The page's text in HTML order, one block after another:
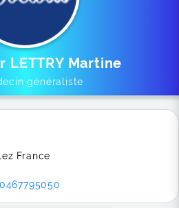
LETTRY Martine
généraliste
France
0467795050